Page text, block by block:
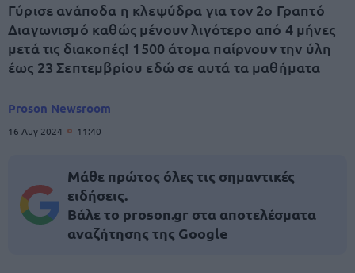
Γύρισε ανάποδα η κλεψύδρα για τον 2ο Γραπτό
Διαγωνισμό καθώς μένουν λιγότερο από 4 μήνες
μετά τις διακοπές! 1500 άτομα παίρνουν την ύλη
έως 23 Σεπτεμβρίου εδώ σε αυτά τα μαθήματα
Proson Newsroom
16 Αυγ 2024 11:40
Μάθε πρώτος όλες τις σημαντικές
ειδήσεις.
Βάλε το proson.gr στα αποτελέσματα
αναζήτησης της Google